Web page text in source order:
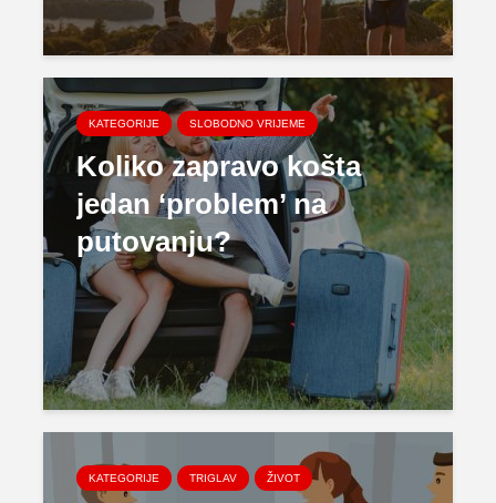
KATEGORIJE SLOBODNO VRIJEME
Koliko zapravo košta
jedan ‘problem’ na
putovanju?
KATEGORIJE TRIGLAV ŽIVOT